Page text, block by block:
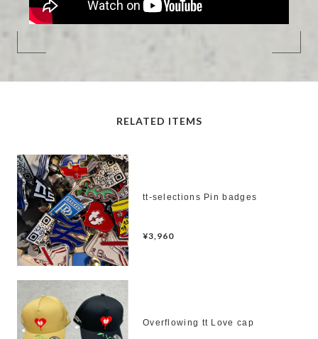
RELATED ITEMS
tt-selections Pin badges
¥3,960
Overflowing tt Love cap